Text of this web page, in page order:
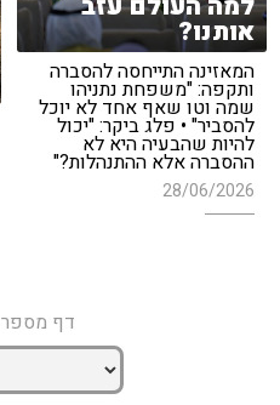
אותנו?
המאזינה התייחסה להסברה
ותקפה: "משפחת נתניהו
שמה וטו שאף אחד לא יוכל
להסביר" • פלג ביקר: "יכול
להיות שהבעיה היא לא
ההסברה אלא ההתנהלות?"
28/06/2026
דף מספר